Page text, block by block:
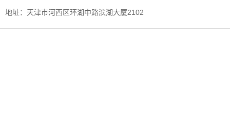
地址：天津市河西区环湖中路滨湖大厦2102